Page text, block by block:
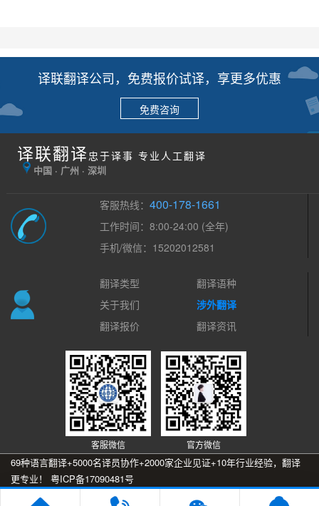
译联翻译公司，免费报价试译，享更多优惠
免费咨询
译联翻译 忠于译事 专业人工翻译
中国 · 广州 · 深圳
客服热线：400-178-1661
工作时间：8:00-24:00 (全年)
手机/微信：15202012581
翻译类型
翻译语种
关于我们
涉外翻译
翻译报价
翻译资讯
客服微信 官方微信
69种语言翻译+5000名译员协作+2000家企业见证+10年行业经验，翻译
更专业！ 粤ICP备17090481号